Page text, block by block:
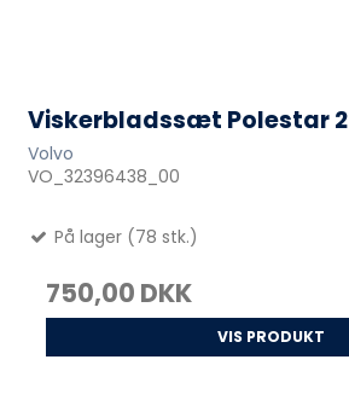
Viskerbladssæt Polestar 2
Volvo
VO_32396438_00
På lager (78 stk.)
750,00 DKK
VIS PRODUKT